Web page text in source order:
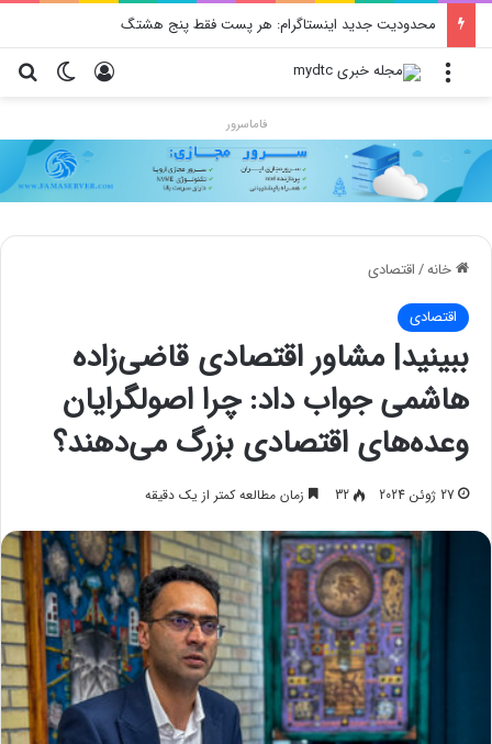
محدودیت جدید اینستاگرام: هر پست فقط پنج هشتگ
تغییر ورود منو
فاماسرور
خانه/اقتصادی
اقتصادی
ببینید| مشاور اقتصادی قاضی‌زاده
هاشمی جواب داد: چرا اصولگرایان
وعده‌های اقتصادی بزرگ می‌دهند؟
27 ژوئن 2024 32 زمان مطالعه کمتر از یک دقیقه